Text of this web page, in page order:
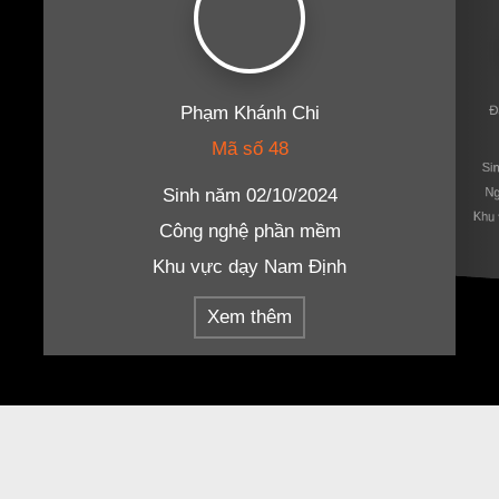
Phạm Khánh Chi
Mã số 48
Sinh năm 02/10/2024
Công nghệ phần mềm
Khu vực dạy Nam Định
Xem thêm